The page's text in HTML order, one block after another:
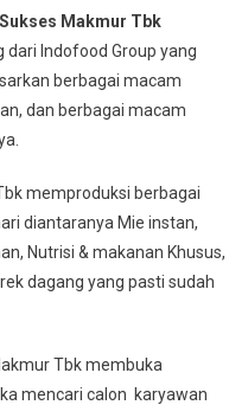
Makmur Tbk
Indofood Group yang
berbagai macam
dan berbagai macam
memproduksi berbagai
diantaranya Mie instan,
Nutrisi & makanan Khusus,
dagang yang pasti sudah
Tbk membuka
mencari calon karyawan